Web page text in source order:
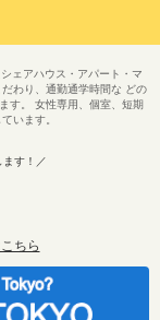
ェアハウス・アパート・マ
わり、通勤通学時間な どの
す。 女性専用、個室、短期
います。
ます！／
ちら